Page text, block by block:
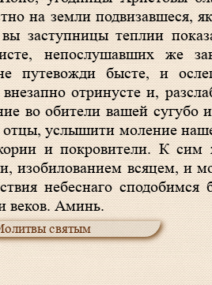
на земли подвизавшеся,
заступницы теплии
непослушавших же
путевожди бысте, и
отринусте и,
во обители вашей
услышити моление
и покровители. К сим
изобилованием всяцем, и
небеснаго сподобимся
веков. Аминь.
святым